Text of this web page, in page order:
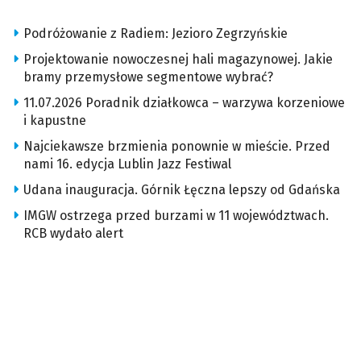
Podróżowanie z Radiem: Jezioro Zegrzyńskie
Projektowanie nowoczesnej hali magazynowej. Jakie
bramy przemysłowe segmentowe wybrać?
11.07.2026 Poradnik działkowca – warzywa korzeniowe
i kapustne
Najciekawsze brzmienia ponownie w mieście. Przed
nami 16. edycja Lublin Jazz Festiwal
Udana inauguracja. Górnik Łęczna lepszy od Gdańska
IMGW ostrzega przed burzami w 11 województwach.
RCB wydało alert